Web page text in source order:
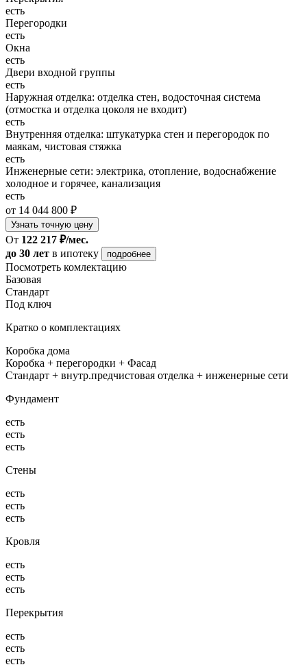
есть
Перегородки
есть
Окна
есть
Двери входной группы
есть
Наружная отделка: отделка стен, водосточная система
(отмостка и отделка цоколя не входит)
есть
Внутренняя отделка: штукатурка стен и перегородок по
маякам, чистовая стяжка
есть
Инженерные сети: электрика, отопление, водоснабжение
холодное и горячее, канализация
есть
от 14 044 800 ₽
Узнать точную цену
От 122 217 ₽/мес.
до 30 лет в ипотеку подробнее
Посмотреть комлектацию
Базовая
Стандарт
Под ключ
Кратко о комплектациях
Коробка дома
Коробка + перегородки + Фасад
Стандарт + внутр.предчистовая отделка + инженерные сети
Фундамент
есть
есть
есть
Стены
есть
есть
есть
Кровля
есть
есть
есть
Перекрытия
есть
есть
есть